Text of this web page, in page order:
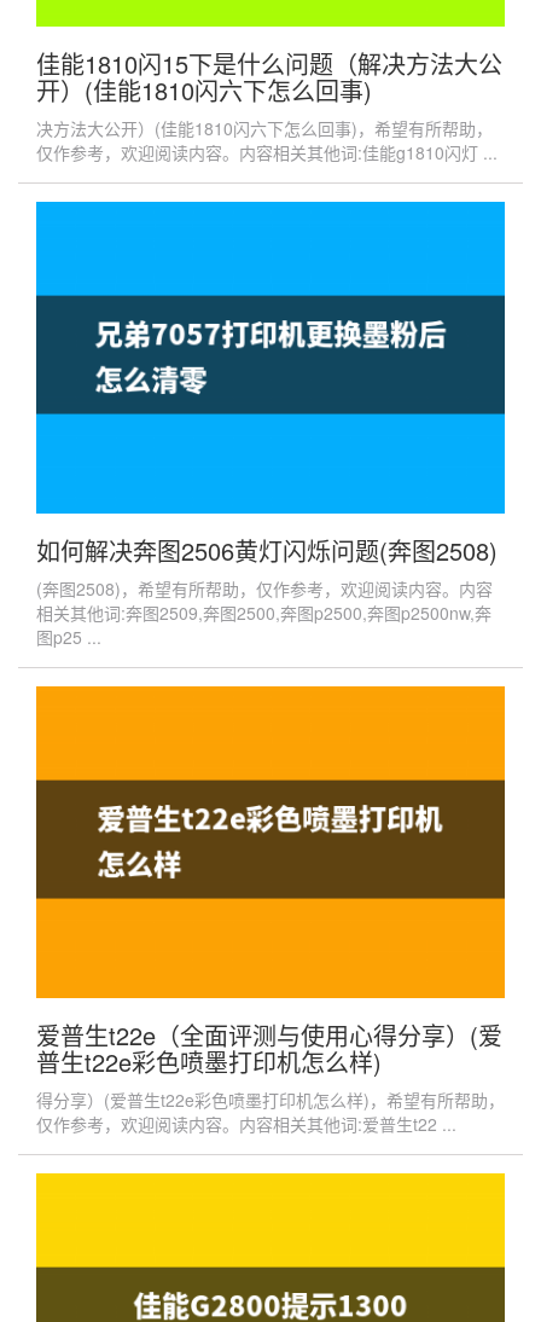
佳能1810闪15下是什么问题（解决方法大公
开）(佳能1810闪六下怎么回事)
决方法大公开）(佳能1810闪六下怎么回事)，希望有所帮助，
仅作参考，欢迎阅读内容。内容相关其他词:佳能g1810闪灯 ...
如何解决奔图2506黄灯闪烁问题(奔图2508)
(奔图2508)，希望有所帮助，仅作参考，欢迎阅读内容。内容
相关其他词:奔图2509,奔图2500,奔图p2500,奔图p2500nw,奔
图p25 ...
爱普生t22e（全面评测与使用心得分享）(爱
普生t22e彩色喷墨打印机怎么样)
得分享）(爱普生t22e彩色喷墨打印机怎么样)，希望有所帮助，
仅作参考，欢迎阅读内容。内容相关其他词:爱普生t22 ...